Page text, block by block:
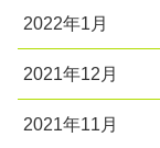
2022年1月
2021年12月
2021年11月